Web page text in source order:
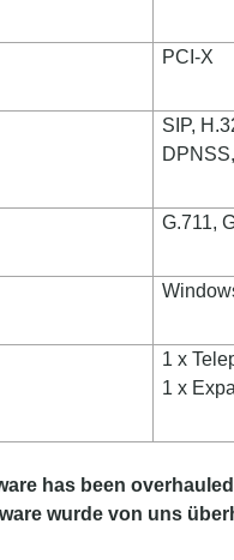
PCI-X
SIP,
G.711,
1 x
1 x
has been
wurde von uns